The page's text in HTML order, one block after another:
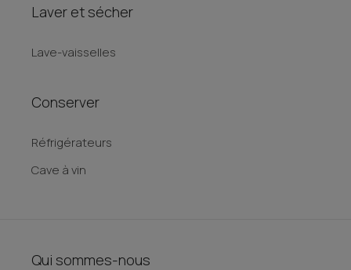
Laver et sécher
Lave-vaisselles
Conserver
Réfrigérateurs
Cave à vin
Qui sommes-nous